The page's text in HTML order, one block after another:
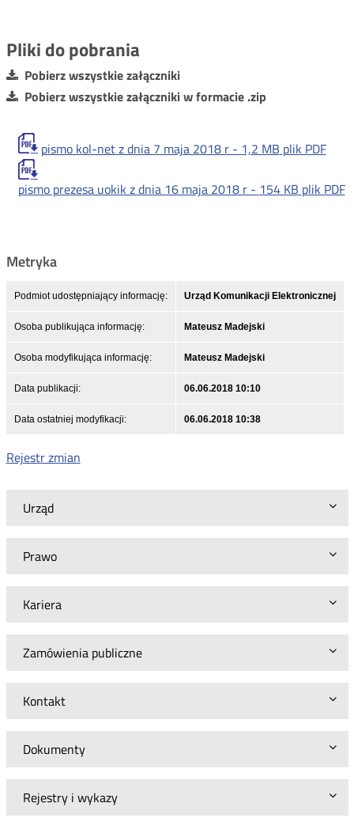
Urząd
Prawo
Kariera
Zamówienia publiczne
Kontakt
Dokumenty
Rejestry i wykazy
Pliki do pobrania
Pobierz wszystkie załączniki
Pobierz wszystkie załączniki w formacie .zip
pismo kol-net z dnia 7 maja 2018 r - 1,2 MB plik PDF
pismo prezesa uokik z dnia 16 maja 2018 r - 154 KB plik PDF
Metryka
Podmiot udostępniający informację: Urząd Komunikacji Elektronicznej
Osoba publikująca informację: Mateusz Madejski
Osoba modyfikująca informację: Mateusz Madejski
Data publikacji: 06.06.2018 10:10
Data ostatniej modyfikacji: 06.06.2018 10:38
Rejestr zmian